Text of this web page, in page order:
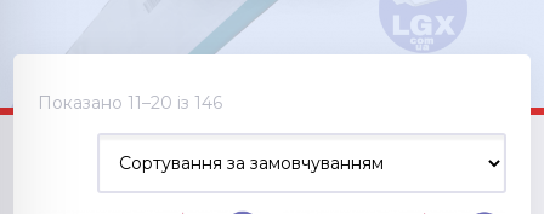
Показано 11–20 із 146